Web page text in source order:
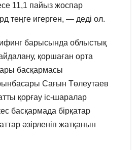
11,1 пайыз жоспар
теңге игерген, — деді ол.
барысында облыстық
қоршаған орта
басқармаcы
Сағын Төлеутаев
қорғау іс-шаралар
басқармада бірқатар
әзірленіп жатқанын